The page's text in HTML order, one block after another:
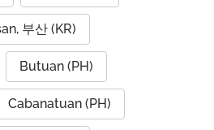
부산 (KR)
Butuan (PH)
Cabanatuan (PH)